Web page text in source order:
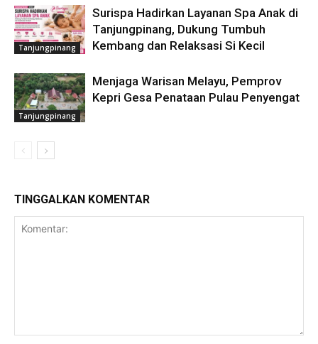
Tanjungpinang
Surispa Hadirkan Layanan Spa Anak di
Tanjungpinang, Dukung Tumbuh
Kembang dan Relaksasi Si Kecil
Tanjungpinang
Menjaga Warisan Melayu, Pemprov
Kepri Gesa Penataan Pulau Penyengat
TINGGALKAN KOMENTAR